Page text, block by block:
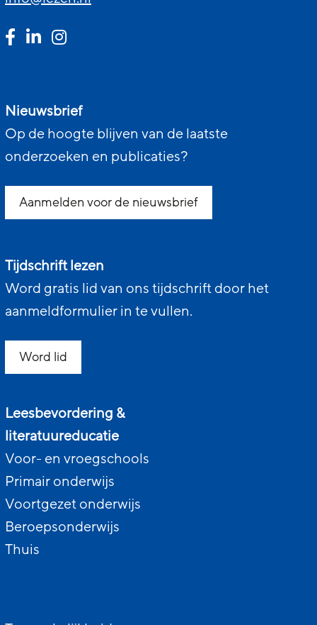
Nieuwsbrief
Op de hoogte blijven van de laatste
onderzoeken en publicaties?
Aanmelden voor de nieuwsbrief
Tijdschrift lezen
Word gratis lid van ons tijdschrift door het
aanmeldformulier in te vullen.
Word lid
Leesbevordering &
literatuureducatie
Voor- en vroegschools
Primair onderwijs
Voortgezet onderwijs
Beroepsonderwijs
Thuis